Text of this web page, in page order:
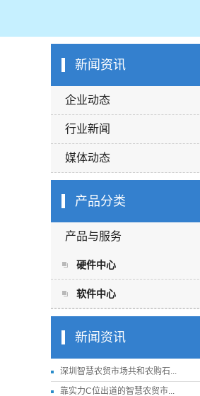
新闻资讯
企业动态
行业新闻
媒体动态
产品分类
产品与服务
硬件中心
软件中心
新闻资讯
深圳智慧农贸市场共和农购石...
靠实力C位出道的智慧农贸市...